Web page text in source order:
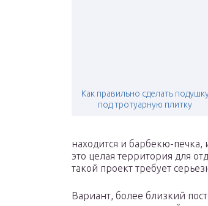
Как правильно сделать
под тротуарную плитку
находится и барбекю-
это целая территория для
такой проект требует
Вариант, более близкий